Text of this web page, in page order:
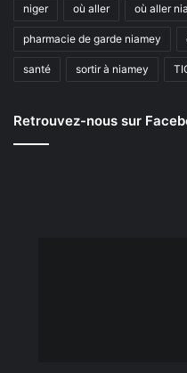
niger où aller où aller
pharmacie de garde niamey
santé sortir à niamey
Retrouvez-nous sur